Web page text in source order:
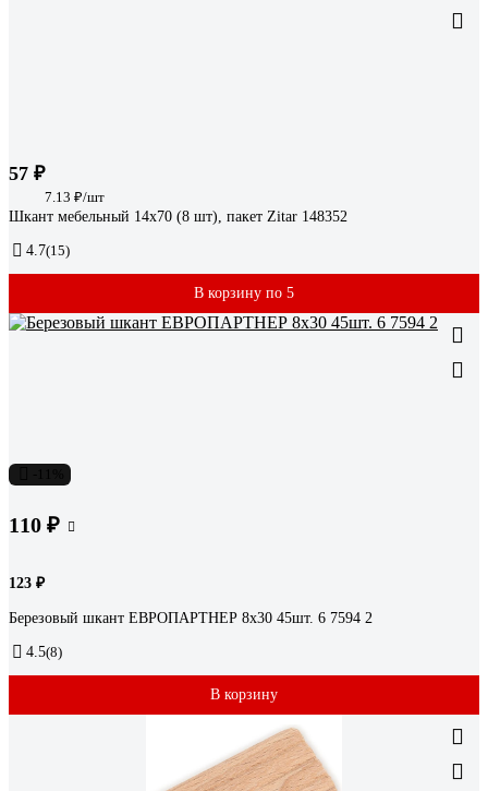
57 ₽
7.13 ₽/шт
Шкант мебельный 14x70 (8 шт), пакет Zitar 148352
4.7(15)
В корзину по 5
110 ₽
123 ₽
Березовый шкант ЕВРОПАРТНЕР 8х30 45шт. 6 7594 2
4.5(8)
В корзину